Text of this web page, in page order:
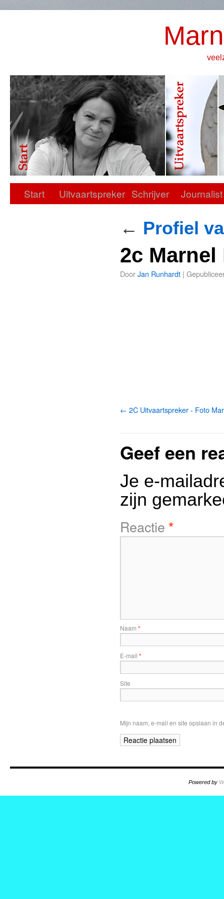
Start Uitvaartspreker Schrijver Journalist
← Profiel
2c
DoorJan Runhardt |
2C Uitvaartspreker - Foto
Geef een
Je e-
zijn
Reactie *
Naam *
E-mail *
Site
Mijn naam, e-mail en site opslaan in
Powered by